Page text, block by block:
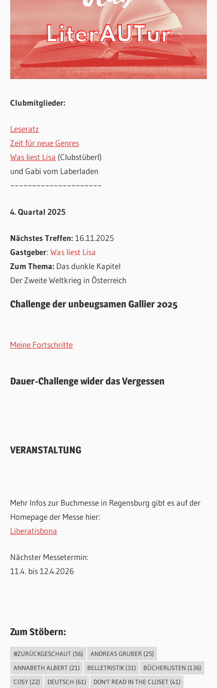
Clubmitglieder:
Leseratz
Zeit für neue Genres
Was liest Lisa (Clubstüberl)
und Gabi vom Laberladen
~~~~~~~~~~~~~~~~~~~~~
4. Quartal 2025
Nächstes Treffen:16.11.2025
Gastgeber:Was liest Lisa
Zum Thema: Das dunkle Kapitel
Der Zweite Weltkrieg in Österreich
Challenge der unbeugsamen Gallier 2025
Meine Fortschritte
Dauer-Challenge wider das Vergessen
VERANSTALTUNG
Mehr Infos zur Buchmesse in Regensburg gibt es auf der
Homepage der Messe hier:
Liberatisbona
Nächster Messetermin:
11.4. bis 12.4.2026
Zum Stöbern:
#ZURÜCKGESCHAUT(56) ANDREAS GRUBER (25)
ANNABETH ALBERT(21) BELLETRISTIK(31) BÜCHERLISTEN (136)
COSY(22) DEUTSCH (61) DON'T READ IN THE CLOSET(41)